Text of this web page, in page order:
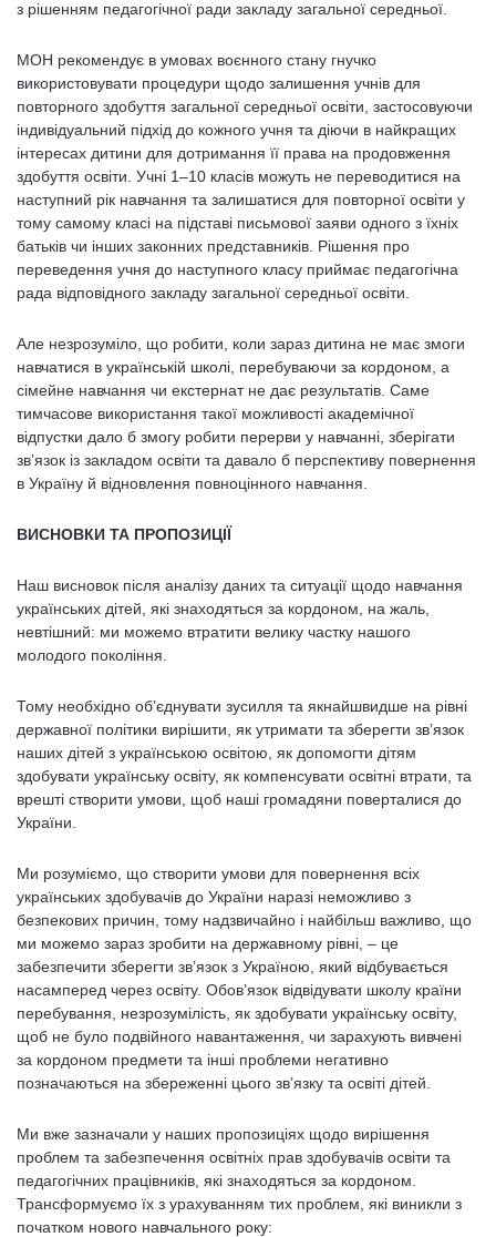
з рішенням педагогічної ради закладу загальної середньої.
МОН рекомендує в умовах воєнного стану гнучко
використовувати процедури щодо залишення учнів для
повторного здобуття загальної середньої освіти, застосовуючи
індивідуальний підхід до кожного учня та діючи в найкращих
інтересах дитини для дотримання її права на продовження
здобуття освіти. Учні 1–10 класів можуть не переводитися на
наступний рік навчання та залишатися для повторної освіти у
тому самому класі на підставі письмової заяви одного з їхніх
батьків чи інших законних представників. Рішення про
переведення учня до наступного класу приймає педагогічна
рада відповідного закладу загальної середньої освіти.
Але незрозуміло, що робити, коли зараз дитина не має змоги
навчатися в українській школі, перебуваючи за кордоном, а
сімейне навчання чи екстернат не дає результатів. Саме
тимчасове використання такої можливості академічної
відпустки дало б змогу робити перерви у навчанні, зберігати
зв’язок із закладом освіти та давало б перспективу повернення
в Україну й відновлення повноцінного навчання.
ВИСНОВКИ ТА ПРОПОЗИЦІЇ
Наш висновок після аналізу даних та ситуації щодо навчання
українських дітей, які знаходяться за кордоном, на жаль,
невтішний: ми можемо втратити велику частку нашого
молодого покоління.
Тому необхідно об’єднувати зусилля та якнайшвидше на рівні
державної політики вирішити, як утримати та зберегти зв’язок
наших дітей з українською освітою, як допомогти дітям
здобувати українську освіту, як компенсувати освітні втрати, та
врешті створити умови, щоб наші громадяни поверталися до
України.
Ми розуміємо, що створити умови для повернення всіх
українських здобувачів до України наразі неможливо з
безпекових причин, тому надзвичайно і найбільш важливо, що
ми можемо зараз зробити на державному рівні, – це
забезпечити зберегти зв’язок з Україною, який відбувається
насамперед через освіту. Обов’язок відвідувати школу країни
перебування, незрозумілість, як здобувати українську освіту,
щоб не було подвійного навантаження, чи зарахують вивчені
за кордоном предмети та інші проблеми негативно
позначаються на збереженні цього зв’язку та освіті дітей.
Ми вже зазначали у наших пропозиціях щодо вирішення
проблем та забезпечення освітніх прав здобувачів освіти та
педагогічних працівників, які знаходяться за кордоном.
Трансформуємо їх з урахуванням тих проблем, які виникли з
початком нового навчального року: